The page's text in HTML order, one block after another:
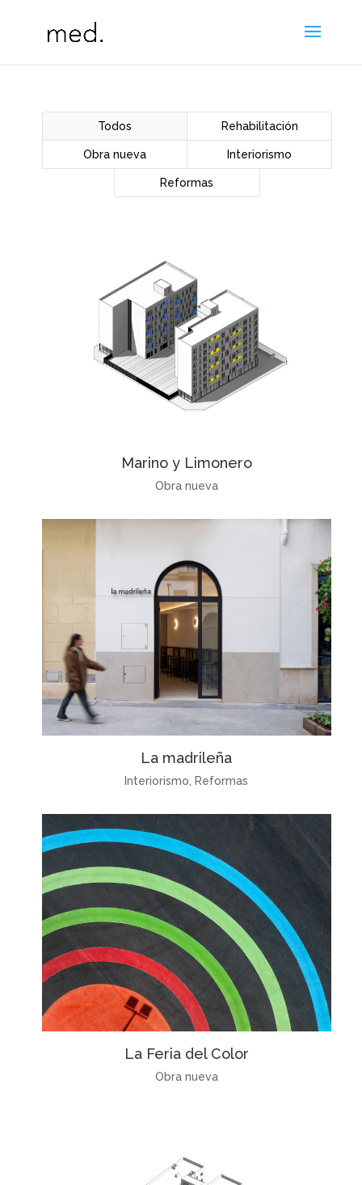
Todos Rehabilitación
Obra nueva Interiorismo
Reformas
Marino y Limonero
Obra nueva
La madrileña
Interiorismo Reformas
La Feria del Color
Obra nueva